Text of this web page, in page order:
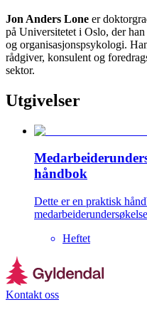
Jon Anders Lone er
på Universitetet i Oslo, der
og organisasjonspsykologi.
rådgiver, konsulent og
sektor.
Utgivelser
håndbok
Dette er en praktisk
Heftet
Kontakt oss